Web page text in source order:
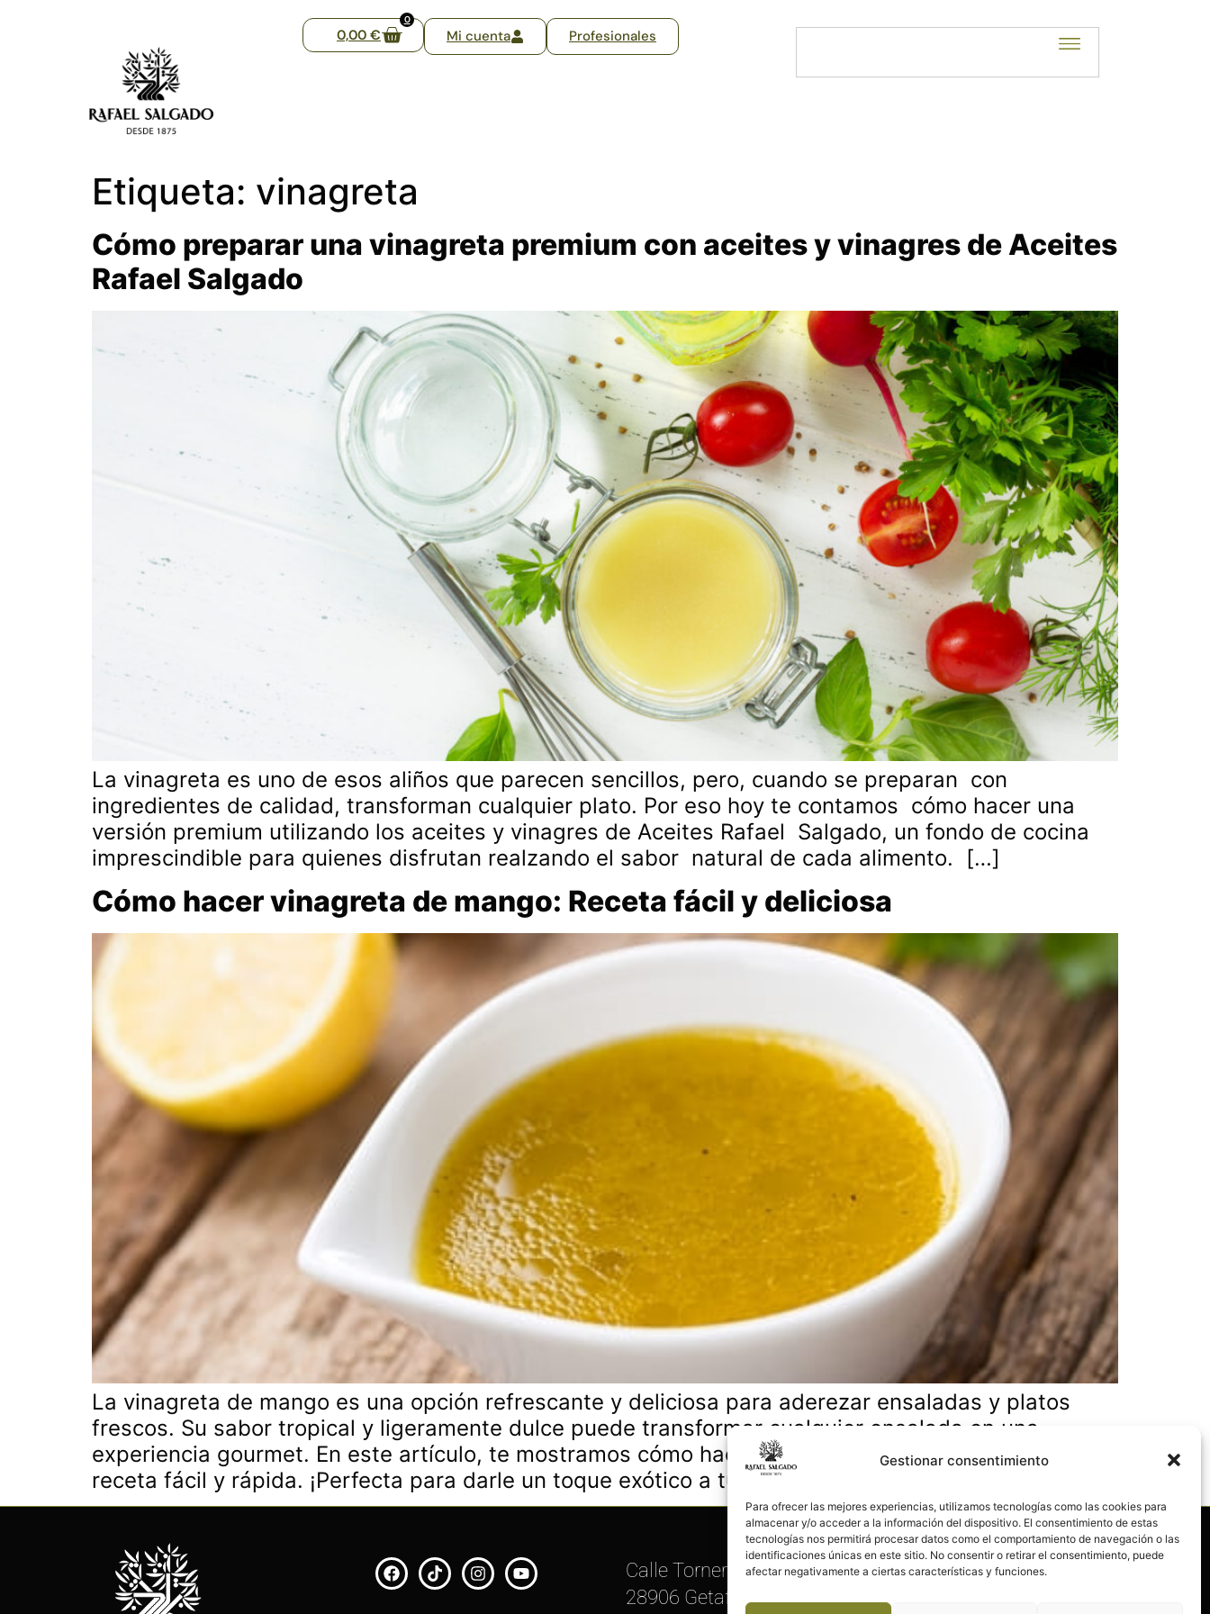
Gestionar consentimiento
Para ofrecer las mejores experiencias, utilizamos tecnologías como las cookies para
almacenar y/o acceder a la información del dispositivo. El consentimiento de estas
tecnologías nos permitirá procesar datos como el comportamiento de navegación o las
identificaciones únicas en este sitio. No consentir o retirar el consentimiento, puede
afectar negativamente a ciertas características y funciones.
0,00 €
0
Mi cuenta Profesionales
Etiqueta: vinagreta
Cómo preparar una vinagreta premium con aceites y vinagres de Aceites
Rafael Salgado
La vinagreta es uno de esos aliños que parecen sencillos, pero, cuando se preparan con
ingredientes de calidad, transforman cualquier plato. Por eso hoy te contamos cómo hacer una
versión premium utilizando los aceites y vinagres de Aceites Rafael Salgado, un fondo de cocina
imprescindible para quienes disfrutan realzando el sabor natural de cada alimento. […]
Cómo hacer vinagreta de mango: Receta fácil y deliciosa
La vinagreta de mango es una opción refrescante y deliciosa para aderezar ensaladas y platos
frescos. Su sabor tropical y ligeramente dulce puede transformar cualquier ensalada en una
experiencia gourmet. En este artículo, te mostramos cómo hacer una vinagreta de mango con una
receta fácil y rápida. ¡Perfecta para darle un toque exótico a tus […]
Calle Torneros, 11
28906 Getafe, Madrid
Política de privacidad
Política de cookies (UE)